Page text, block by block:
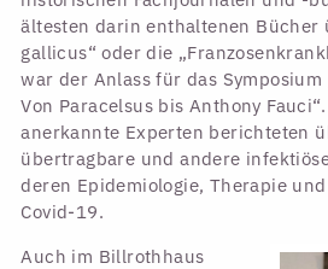
ältesten darin enthaltenen Bücher
gallicus“ oder die
war der Anlass für das Symposium
Von Paracelsus bis Anthony
anerkannte Experten berichteten
übertragbare und andere
deren Epidemiologie, Therapie
Covid-19.
Auch im Billrothhaus